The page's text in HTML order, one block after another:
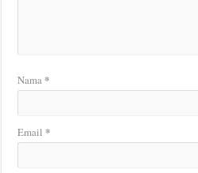
Nama *
Email *